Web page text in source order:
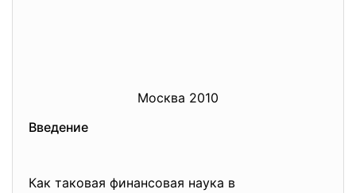
Москва 2010
Введение
Как таковая финансовая наука в